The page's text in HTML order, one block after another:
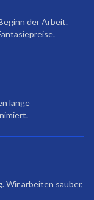
der Arbeit.
lange
Wir arbeiten sauber,